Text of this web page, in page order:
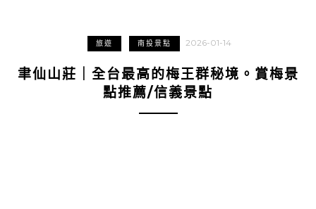
旅遊 南投景點 2026-01-14
聿仙山莊｜全台最高的梅王群秘境。賞梅景
點推薦/信義景點